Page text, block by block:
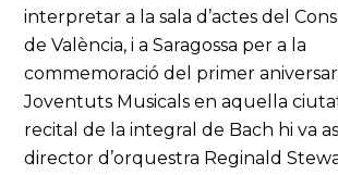
interpretar a la sala d’actes del
de València, i a Saragossa per a la
commemoració del primer
Joventuts Musicals en aquella
recital de la integral de Bach hi va
director d’orquestra Reginald